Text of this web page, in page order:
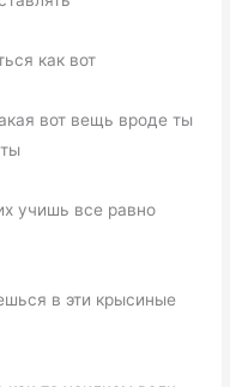
как вот
вот вещь вроде ты
учишь все равно
в эти крысиные